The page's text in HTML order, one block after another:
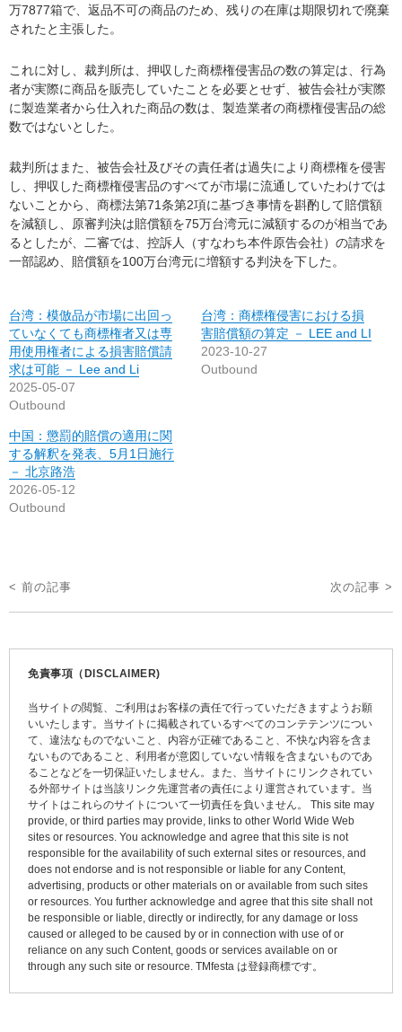
万7877箱で、返品不可の商品のため、残りの在庫は期限切れで廃棄
されたと主張した。
これに対し、裁判所は、押収した商標権侵害品の数の算定は、行為
者が実際に商品を販売していたことを必要とせず、被告会社が実際
に製造業者から仕入れた商品の数は、製造業者の商標権侵害品の総
数ではないとした。
裁判所はまた、被告会社及びその責任者は過失により商標権を侵害
し、押収した商標権侵害品のすべてが市場に流通していたわけでは
ないことから、商標法第71条第2項に基づき事情を斟酌して賠償額
を減額し、原審判決は賠償額を75万台湾元に減額するのが相当であ
るとしたが、二審では、控訴人（すなわち本件原告会社）の請求を
一部認め、賠償額を100万台湾元に増額する判決を下した。
台湾：模倣品が市場に出回っ
ていなくても商標権者又は専
用使用権者による損害賠償請
求は可能 － Lee and Li
2025-05-07
Outbound
台湾：商標権侵害における損
害賠償額の算定 － LEE and LI
2023-10-27
Outbound
中国：懲罰的賠償の適用に関
する解釈を発表、5月1日施行
－ 北京路浩
2026-05-12
Outbound
投
稿
< 前の記事 次の記事 >
免責事項（DISCLAIMER)
当サイトの閲覧、ご利用はお客様の責任で行っていただきますようお願
いいたします。当サイトに掲載されているすべてのコンテテンツについ
て、違法なものでないこと、内容が正確であること、不快な内容を含ま
ないものであること、利用者が意図していない情報を含まないものであ
ることなどを一切保証いたしません。また、当サイトにリンクされてい
る外部サイトは当該リンク先運営者の責任により運営されています。当
サイトはこれらのサイトについて一切責任を負いません。 This site may
provide, or third parties may provide, links to other World Wide Web
sites or resources. You acknowledge and agree that this site is not
responsible for the availability of such external sites or resources, and
does not endorse and is not responsible or liable for any Content,
advertising, products or other materials on or available from such sites
or resources. You further acknowledge and agree that this site shall not
be responsible or liable, directly or indirectly, for any damage or loss
caused or alleged to be caused by or in connection with use of or
reliance on any such Content, goods or services available on or
through any such site or resource. TMfesta は登録商標です。